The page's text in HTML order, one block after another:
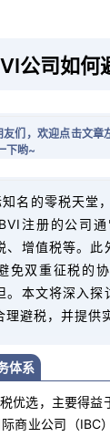
公司如何
们，欢迎点击文章
下哟~
名的零税天堂
注册的公司
、增值税等。此
免双重征税的
。本文将深入探
避税，并提供
体系
优选，主要得益
商业公司（IBC